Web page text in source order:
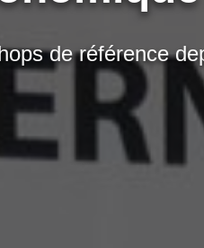
de référence